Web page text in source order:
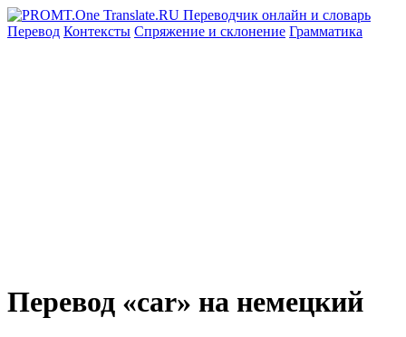
Перевод Контексты Спряжение и склонение Грамматика
Перевод «car» на немецкий